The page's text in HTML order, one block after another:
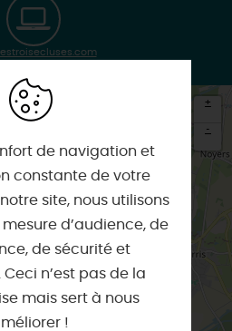
vers
+
-
de navigation et
constante de votre
site, nous utilisons
d’audience, de
de sécurité et
n’est pas de la
mais sert à nous
!